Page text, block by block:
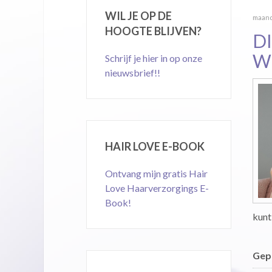
WIL JE OP DE
HOOGTE BLIJVEN?
Schrijf je hier in op onze
nieuwsbrief!!
HAIR LOVE E-BOOK
Ontvang mijn gratis Hair
Love Haarverzorgings E-
Book!